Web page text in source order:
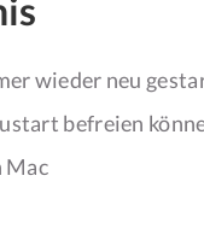
wieder neu
befreien
Mac